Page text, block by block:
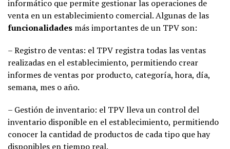
informático que permite gestionar las operaciones de
venta en un establecimiento comercial. Algunas de las
funcionalidades más importantes de un TPV son:
– Registro de ventas: el TPV registra todas las ventas
realizadas en el establecimiento, permitiendo crear
informes de ventas por producto, categoría, hora, día,
semana, mes o año.
– Gestión de inventario: el TPV lleva un control del
inventario disponible en el establecimiento, permitiendo
conocer la cantidad de productos de cada tipo que hay
disponibles en tiempo real.